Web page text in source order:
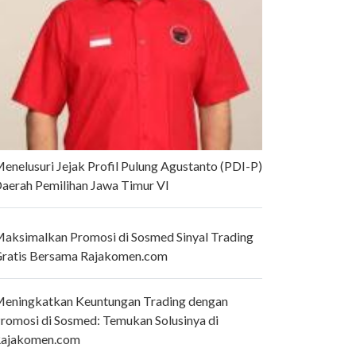
Jejak Profil Pulung Agustanto (PDI-P)
Pemilihan Jawa Timur VI
Promosi di Sosmed Sinyal Trading
Bersama Rajakomen.com
Keuntungan Trading dengan
di Sosmed: Temukan Solusinya di